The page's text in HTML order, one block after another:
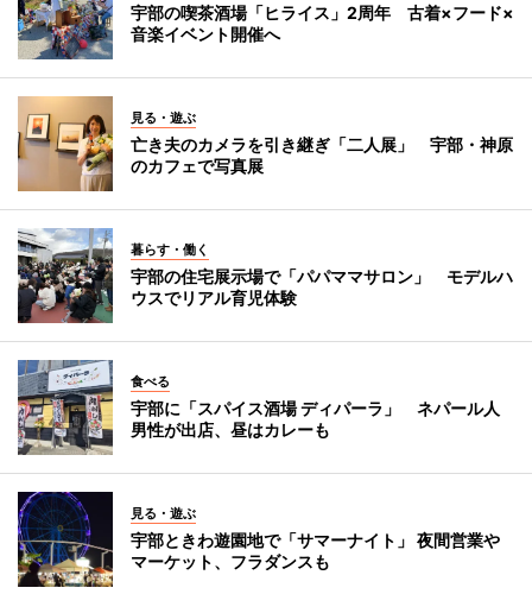
宇部の喫茶酒場「ヒライス」2周年 古着×フード×
音楽イベント開催へ
見る・遊ぶ
亡き夫のカメラを引き継ぎ「二人展」 宇部・神原
のカフェで写真展
暮らす・働く
宇部の住宅展示場で「パパママサロン」 モデルハ
ウスでリアル育児体験
食べる
宇部に「スパイス酒場 ディパーラ」 ネパール人
男性が出店、昼はカレーも
見る・遊ぶ
宇部ときわ遊園地で「サマーナイト」 夜間営業や
マーケット、フラダンスも